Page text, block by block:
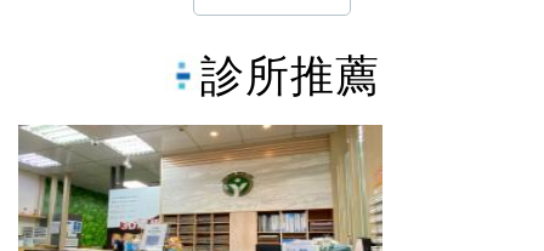
診所推薦